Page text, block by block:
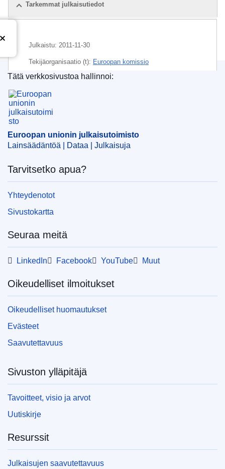
Tarkemmat julkaisutiedot
Julkaistu: 2011-11-30
Tekijäorganisaatio (t): Euroopan komissio
tarjouspyyntö
CELEX : 32011R1239
OJ : JOL_2011_318_R_0004_01
Euroopan unionin julkaisutoimisto
Tätä verkkosivustoa hallinnoi:
Euroopan unionin julkaisutoimisto
Lainsäädäntöä | Dataa | Julkaisuja
Tarvitsetko apua?
Yhteydenotot
Sivustokartta
Seuraa meitä
LinkedIn Facebook YouTube Muut
Oikeudelliset ilmoitukset
Oikeudelliset huomautukset
Evästeet
Saavutettavuus
Sivuston ylläpitäjä
Tavoitteet, visio ja arvot
Uutiskirje
Resurssit
Julkaisujen saavutettavuus